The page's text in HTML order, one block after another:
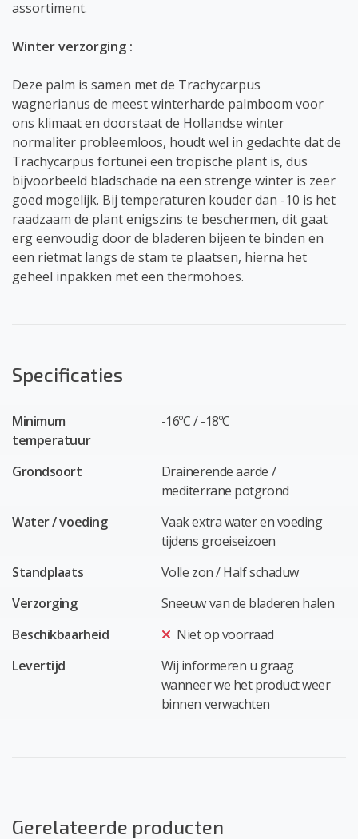
assortiment.
Winter verzorging :
Deze palm is samen met de Trachycarpus
wagnerianus de meest winterharde palmboom voor
ons klimaat en doorstaat de Hollandse winter
normaliter probleemloos, houdt wel in gedachte dat de
Trachycarpus fortunei een tropische plant is, dus
bijvoorbeeld bladschade na een strenge winter is zeer
goed mogelijk. Bij temperaturen kouder dan -10 is het
raadzaam de plant enigszins te beschermen, dit gaat
erg eenvoudig door de bladeren bijeen te binden en
een rietmat langs de stam te plaatsen, hierna het
geheel inpakken met een thermohoes.
Specificaties
Minimum
temperatuur
-16ºC / -18ºC
Grondsoort
Drainerende aarde /
mediterrane potgrond
Water / voeding
Vaak extra water en voeding
tijdens groeiseizoen
Standplaats
Volle zon / Half schaduw
Verzorging
Sneeuw van de bladeren halen
Beschikbaarheid
Niet op voorraad
Levertijd
Wij informeren u graag
wanneer we het product weer
binnen verwachten
Gerelateerde producten